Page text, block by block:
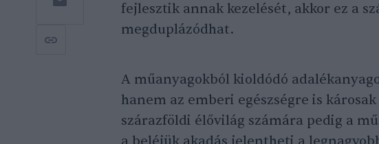
fejlesztik annak kezelését, akkor ez a
megduplázódhat.
A műanyagokból kioldódó
hanem az emberi egészségre is
szárazföldi élővilág számára pedig a